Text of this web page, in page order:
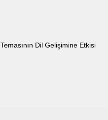
Dil Gelişimine Etkisi